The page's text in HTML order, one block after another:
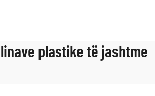
plastike të jashtme